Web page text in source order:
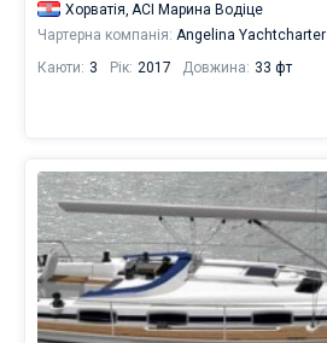
Хорватія, ACI Марина Водіце
Чартерна компанія: Angelina Yachtcharter
Каюти: 3 Рік: 2017 Довжина: 33 фт